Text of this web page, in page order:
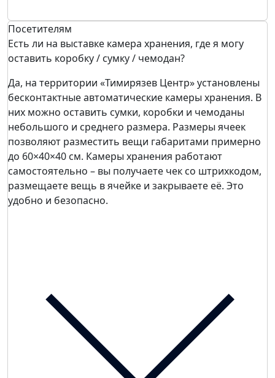
Посетителям
Есть ли на выставке камера хранения, где я могу
оставить коробку / сумку / чемодан?
Да, на территории «Тимирязев Центр» установлены
бесконтактные автоматические камеры хранения. В
них можно оставить сумки, коробки и чемоданы
небольшого и среднего размера. Размеры ячеек
позволяют разместить вещи габаритами примерно
до 60×40×40 см. Камеры хранения работают
самостоятельно – вы получаете чек со штрихкодом,
размещаете вещь в ячейке и закрываете её. Это
удобно и безопасно.